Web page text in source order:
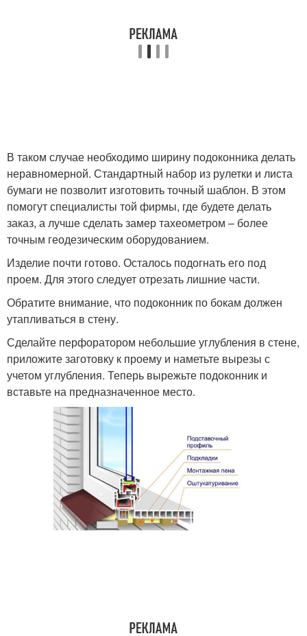
В таком случае необходимо ширину подоконника делать
неравномерной. Стандартный набор из рулетки и листа
бумаги не позволит изготовить точный шаблон. В этом
помогут специалисты той фирмы, где будете делать
заказ, а лучше сделать замер тахеометром – более
точным геодезическим оборудованием.
Изделие почти готово. Осталось подогнать его под
проем. Для этого следует отрезать лишние части.
Обратите внимание, что подоконник по бокам должен
утапливаться в стену.
Сделайте перфоратором небольшие углубления в стене,
приложите заготовку к проему и наметьте вырезы с
учетом углубления. Теперь вырежьте подоконник и
вставьте на предназначенное место.